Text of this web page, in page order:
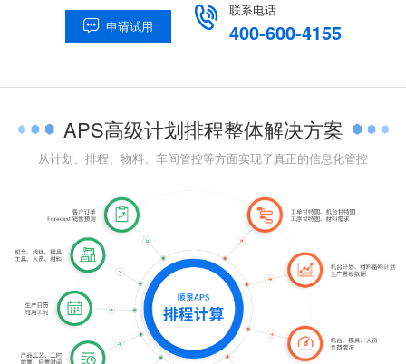
 申请试用  联系电话
400-600-4155
APS高级计划排程整体解决方案
从计划、排程、物料、车间管控等方面实现了真正的信息化管控